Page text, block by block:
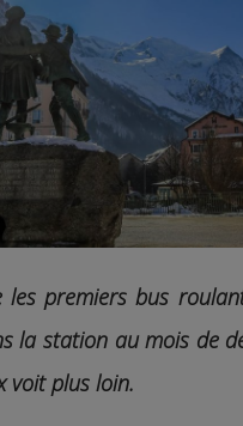
les premiers bus
la station au mois de
voit plus loin.